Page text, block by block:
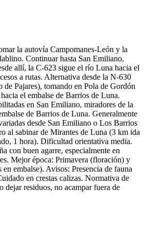
la autovía Campomanes-León y la
Continuar hasta San Emiliano,
allí, la C-623 sigue el río Luna hacia el
a rutas. Alternativa desde la N-630
Pajares), tomando en Pola de Gordón
el embalse de Barrios de Luna.
en San Emiliano, miradores de la
de Barrios de Luna. Generalmente
desde San Emiliano o Los Barrios
al sabinar de Mirantes de Luna (3 km ida
1 hora). Dificultad orientativa media.
con buen agarre, especialmente en
Mejor época: Primavera (floración) y
embalse). Avisos: Presencia de fauna
en crestas calizas. Normativa de
dejar residuos, no acampar fuera de